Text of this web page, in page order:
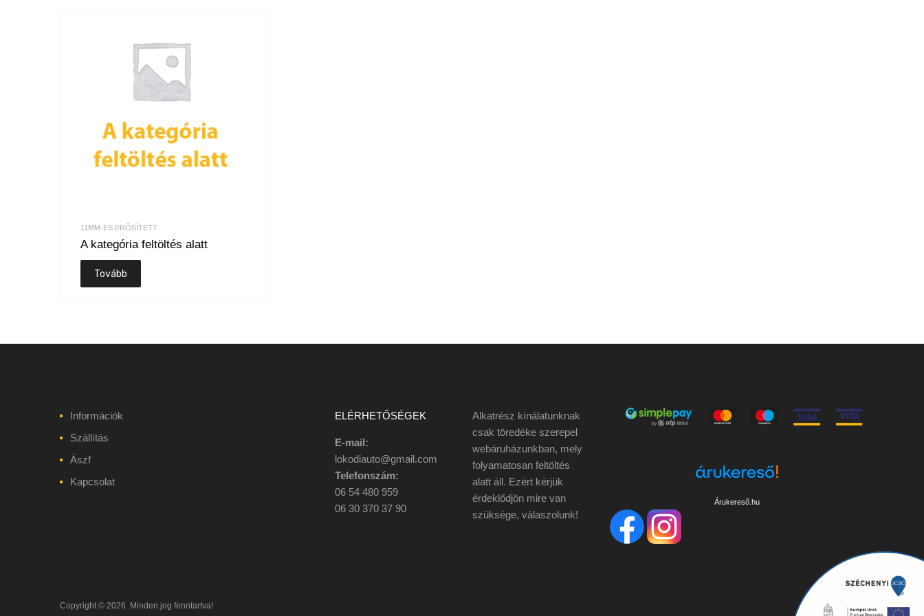
11MM-ES ERŐSÍTETT
A kategória feltöltés alatt
Tovább
Információk
Szállítás
Ászf
Kapcsolat
ELÉRHETŐSÉGEK
E-mail:
lokodiauto@gmail.com
Telefonszám:
06 54 480 959
06 30 370 37 90
Alkatrész kínálatunknak
csak töredéke szerepel
webáruházunkban, mely
folyamatosan feltöltés
alatt áll. Ezért kérjük
érdeklődjön mire van
szüksége, válaszolunk!
Árukereső.hu
Copyright © 2026 Minden jog fenntartva!